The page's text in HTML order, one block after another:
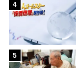
4
5